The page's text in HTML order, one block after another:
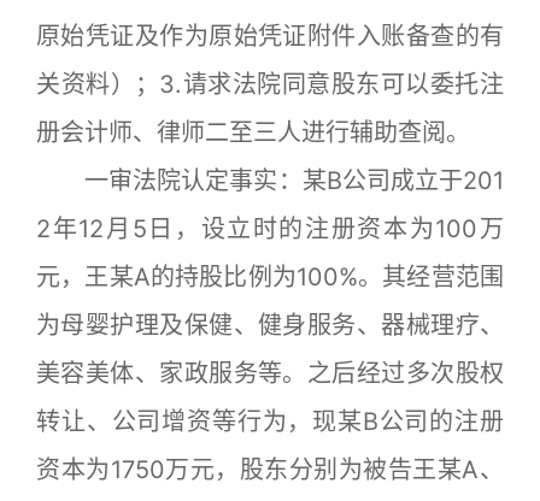
原始凭证及作为原始凭证附件入账备查的有
关资料）；3.请求法院同意股东可以委托注
册会计师、律师二至三人进行辅助查阅。
一审法院认定事实：某B公司成立于201
2年12月5日，设立时的注册资本为100万
元，王某A的持股比例为100%。其经营范围
为母婴护理及保健、健身服务、器械理疗、
美容美体、家政服务等。之后经过多次股权
转让、公司增资等行为，现某B公司的注册
资本为1750万元，股东分别为被告王某A、